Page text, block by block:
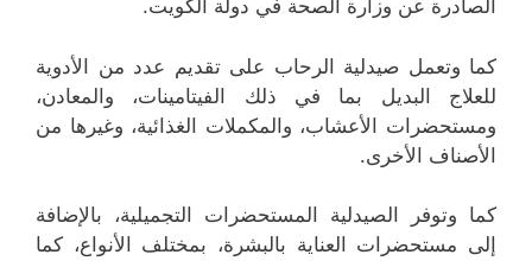
الصادرة عن وزارة الصحة في دولة الكويت.
كما وتعمل صيدلية الرحاب على تقديم عدد من الأدوية
للعلاج البديل بما في ذلك الفيتامينات، والمعادن،
ومستحضرات الأعشاب، والمكملات الغذائية، وغيرها من
الأصناف الأخرى.
كما وتوفر الصيدلية المستحضرات التجميلية، بالإضافة
إلى مستحضرات العناية بالبشرة، بمختلف الأنواع، كما